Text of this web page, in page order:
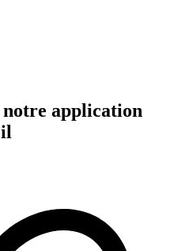
notre application